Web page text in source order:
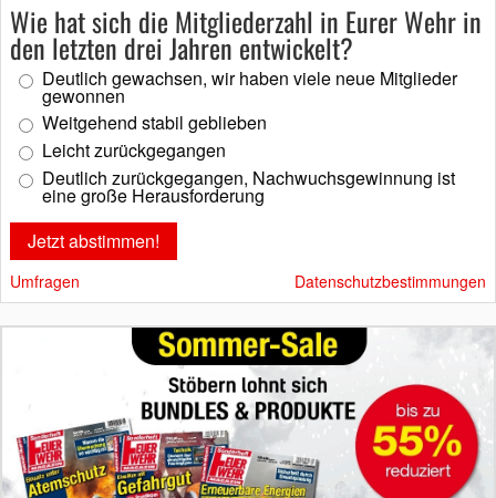
Wie hat sich die Mitgliederzahl in Eurer Wehr in
den letzten drei Jahren entwickelt?
Deutlich gewachsen, wir haben viele neue Mitglieder
gewonnen
Weitgehend stabil geblieben
Leicht zurückgegangen
Deutlich zurückgegangen, Nachwuchsgewinnung ist
eine große Herausforderung
Umfragen Datenschutzbestimmungen